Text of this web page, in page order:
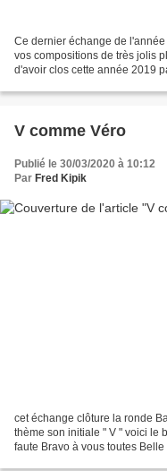
Ce dernier échange de
vos compositions de très jolis
d'avoir clos cette année 2019
V comme Véro
Publié le 30/03/2020 à 10:12
Par Fred Kipik
cet échange clôture la ronde
thème son initiale " V " voici le
faute Bravo à vous toutes